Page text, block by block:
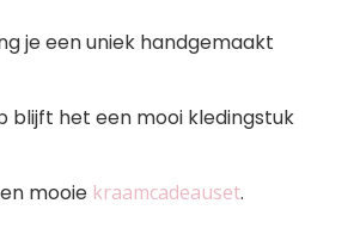
je een uniek handgemaakt
blijft het een mooi kledingstuk
mooie kraamcadeauset.